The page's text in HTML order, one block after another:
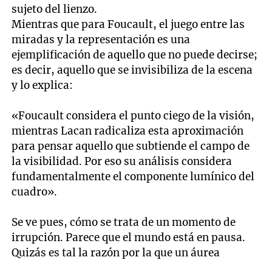
sujeto del lienzo.
Mientras que para Foucault, el juego entre las
miradas y la representación es una
ejemplificación de aquello que no puede decirse;
es decir, aquello que se invisibiliza de la escena
y lo explica:
«Foucault considera el punto ciego de la visión,
mientras Lacan radicaliza esta aproximación
para pensar aquello que subtiende el campo de
la visibilidad. Por eso su análisis considera
fundamentalmente el componente lumínico del
cuadro».
Se ve pues, cómo se trata de un momento de
irrupción. Parece que el mundo está en pausa.
Quizás es tal la razón por la que un áurea